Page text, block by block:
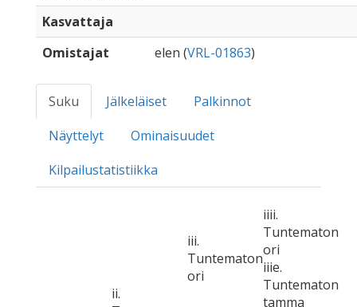
Kasvattaja
Omistajat
elen (VRL-01863)
Suku Jälkeläiset
Palkinnot
Näyttelyt
Ominaisuudet
Kilpailustatistiikka
ii.
iii.
Tuntematon
ori
iiii.
Tuntematon
ori
iiie.
Tuntematon
tamma